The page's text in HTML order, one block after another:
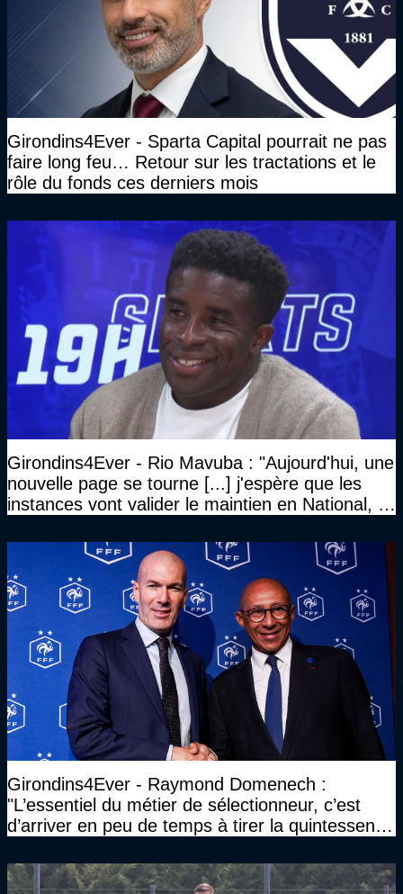
Girondins4Ever - Sparta Capital pourrait ne pas
faire long feu… Retour sur les tractations et le
rôle du fonds ces derniers mois
Girondins4Ever - Rio Mavuba : "Aujourd'hui, une
nouvelle page se tourne [...] j'espère que les
instances vont valider le maintien en National, et
haut niveau"
Girondins4Ever - Raymond Domenech :
"L’essentiel du métier de sélectionneur, c’est
d’arriver en peu de temps à tirer la quintessence